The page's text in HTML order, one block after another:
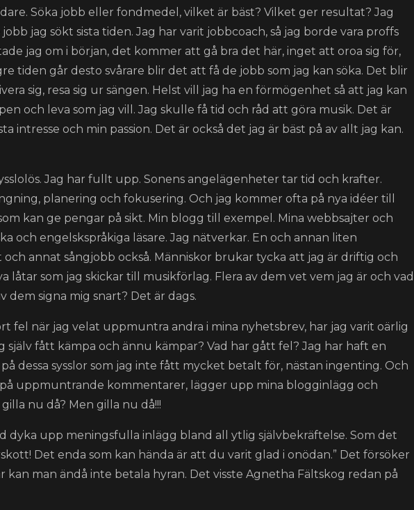
Söka jobb eller fondmedel, vilket är bäst? Vilket ger resultat? Jag
jag sökt sista tiden. Jag har varit jobbcoach, så jag borde vara proffs
jag om i början, det kommer att gå bra det här, inget att oroa sig för,
tiden går desto svårare blir det att få de jobb som jag kan söka. Det blir
sig, resa sig ur sängen. Helst vill jag ha en förmögenhet så att jag kan
och leva som jag vill. Jag skulle få tid och råd att göra musik. Det är
intresse och min passion. Det är också det jag är bäst på av allt jag kan.
Jag har fullt upp. Sonens angelägenheter tar tid och krafter.
planering och fokusering. Och jag kommer ofta på nya idéer till
kan ge pengar på sikt. Min blogg till exempel. Mina webbsajter och
och engelskspråkiga läsare. Jag nätverkar. En och annan liten
annat sångjobb också. Människor brukar tycka att jag är driftig och
låtar som jag skickar till musikförlag. Flera av dem vet vem jag är och vad
dem signa mig snart? Det är dags.
fel när jag velat uppmuntra andra i mina nyhetsbrev, har jag varit oärlig
själv fått kämpa och ännu kämpar? Vad har gått fel? Jag har haft en
dessa sysslor som jag inte fått mycket betalt för, nästan ingenting. Och
uppmuntrande kommentarer, lägger upp mina blogginlägg och
nu då? Men gilla nu då!!!
dyka upp meningsfulla inlägg bland all ytlig självbekräftelse. Som det
Det enda som kan hända är att du varit glad i onödan.” Det försöker
kan man ändå inte betala hyran. Det visste Agnetha Fältskog redan på